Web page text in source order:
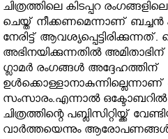
ചിത്രത്തിലെ കിടപ്പറ
ചെയ്ത് നീക്കണമെന്നാണ്
നേരിട്ട്
അഭിനയിക്കുന്നതില്‍ അമിതാഭിന്
ഗ്ലാമര്‍ രംഗങ്ങള്‍ അദ്ദേഹത്തിന്
സംസാരം.എന്നാല്‍ ഒക്ടോബറില്‍
ചിത്രത്തിന്റെ പബ്ലിസിറ്റിയ്ക്ക്
വാര്‍ത്തയെന്നും